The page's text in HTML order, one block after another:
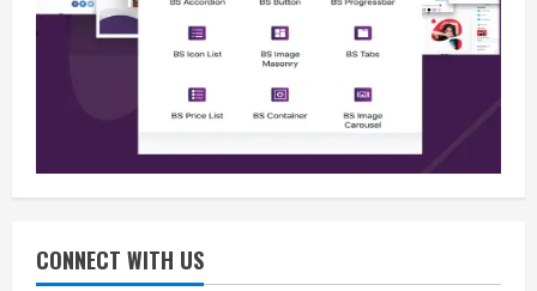
CONNECT WITH US
Berita
B50 Jadi Momentum Kemerdekaan
Energi dari Ketergantungan Impor
Minyak
August 5, 2026
3
HUT Ke-81 RI, B50 dan Agenda Besar
Ketergantungan BBM Impor
August 5, 2026